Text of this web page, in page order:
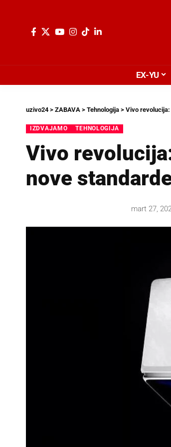
EX-YU
uzivo24> ZABAVA > Tehnologija > Vivo revolucija:
IZDVAJAMO TEHNOLOGIJA
Vivo
nove
mart 27,